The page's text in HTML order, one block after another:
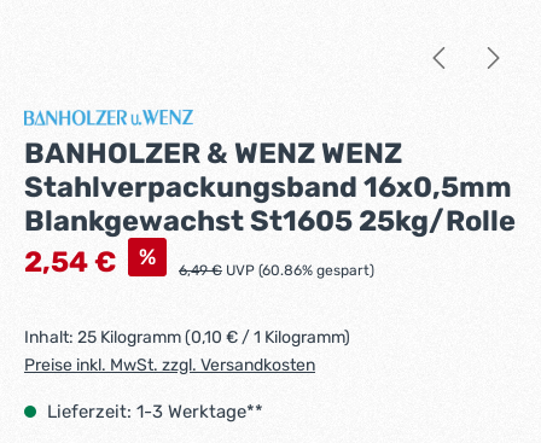
BANHOLZER & WENZ WENZ
Stahlverpackungsband 16x0,5mm
Blankgewachst St1605 25kg/Rolle
Verkaufspreis:
2,54 € % Regulärer Preis:
6,49 € UVP (60.86% gespart)
Inhalt: 25 Kilogramm(0,10 € / 1 Kilogramm)
Preise inkl. MwSt. zzgl. Versandkosten
Lieferzeit: 1-3 Werktage**